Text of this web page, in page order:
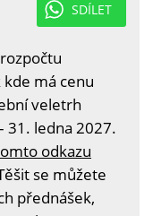
SDÍLET
má cenu
veletrh
31. ledna 2027.
odkazu
se můžete
přednášek,